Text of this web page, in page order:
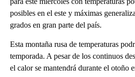
posibles en el este y máximas
grados en gran parte del país.
Esta montaña rusa de temperaturas
temporada. A pesar de los continuos
el calor se mantendrá durante el otoño